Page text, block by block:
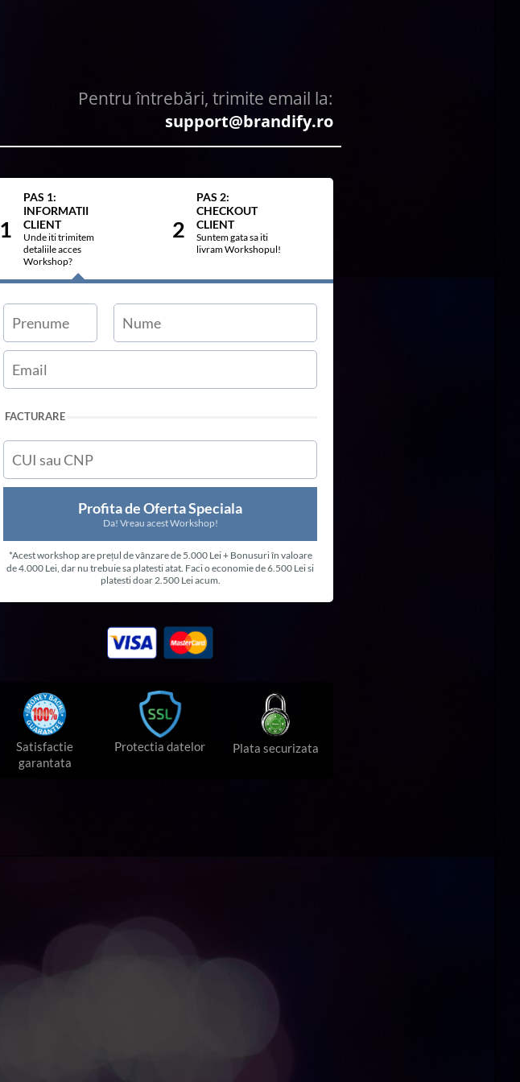
Pentru întrebări, trimite email la:
support@brandify.ro
1
PAS 1:
INFORMATII
CLIENT
Unde iti trimitem
detaliile acces
Workshop?
2
PAS 2:
CHECKOUT
CLIENT
Suntem gata sa iti
livram Workshopul!
FACTURARE
Profita de Oferta Speciala
Da! Vreau acest Workshop!
*Acest workshop are prețul de vânzare de 5.000 Lei + Bonusuri în valoare
de 4.000 Lei, dar nu trebuie sa platesti atat. Faci o economie de 6.500 Lei si
platesti doar 2.500 Lei acum.
Satisfactie
garantata
Protectia datelor Plata securizata